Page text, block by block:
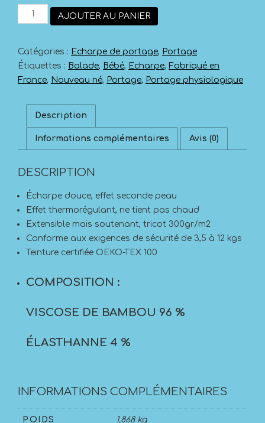
quantité
portage
NéoBulle
My
AJOUTER AU PANIER
Catégories : Echarpe de portage, Portage
Étiquettes : Balade, Bébé, Echarpe, Fabriqué en
France, Nouveau né, Portage, Portage physiologique
Description
Informations complémentaires Avis (0)
DESCRIPTION
Écharpe douce, effet seconde peau
Effet thermorégulant, ne tient pas chaud
Extensible mais soutenant, tricot 300gr/m2
Conforme aux exigences de sécurité de 3,5 à 12 kgs
Teinture certifiée OEKO-TEX 100
COMPOSITION :
VISCOSE DE BAMBOU 96 %
ÉLASTHANNE 4 %
INFORMATIONS COMPLÉMENTAIRES
POIDS 1,868 kg